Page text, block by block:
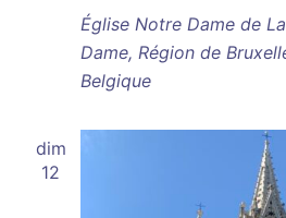
Église Notre Dame de
Dame, Région de
Belgique
dim
12